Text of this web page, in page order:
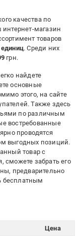
качества по
интернет-магазин
товаров
единиц. Среди них
грн.
найдете
основные
этого, на сайте
Также здесь
по различным
востребованные
проводятся
выгодных позиций.
товар с
сможете забрать его
предварительно
бесплатным
Цена